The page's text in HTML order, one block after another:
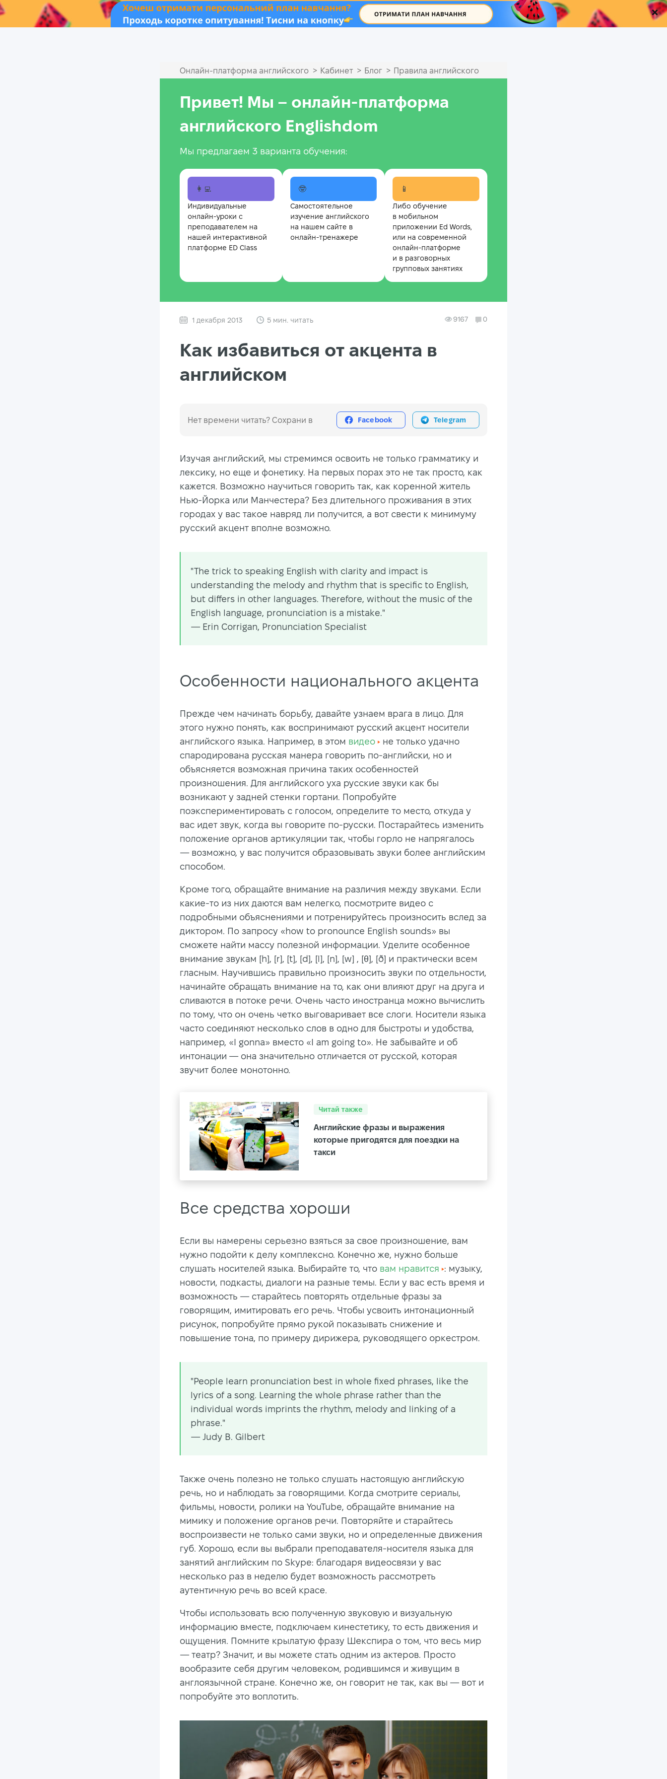
.
Онлайн‑платформа английского > Кабинет > Блог > Правила английского
Привет! Мы – онлайн‑платформа
английского Englishdom
Мы предлагаем 3 варианта обучения:
👩‍💻
Индивидуальные
онлайн-уроки с
преподавателем на
нашей интерактивной
платформе ED Class
🤓
Самостоятельное
изучение английского
на нашем сайте в
онлайн-тренажере
📱
Либо обучение
в мобильном
приложении Ed Words,
или на современной
онлайн-платформе
и в разговорных
групповых занятиях
1 декабря 2013 5 мин. читать 9167 0
Как избавиться от акцента в
английском
Нет времени читать? Сохрани в Facebook Telegram
Изучая английский, мы стремимся освоить не только грамматику и
лексику, но еще и фонетику. На первых порах это не так просто, как
кажется. Возможно научиться говорить так, как коренной житель
Нью-Йорка или Манчестера? Без длительного проживания в этих
городах у вас такое навряд ли получится, а вот свести к минимуму
русский акцент вполне возможно.
"The trick to speaking English with clarity and impact is
understanding the melody and rhythm that is specific to English,
but differs in other languages. Therefore, without the music of the
English language, pronunciation is a mistake."
— Erin Corrigan, Pronunciation Specialist
Особенности национального акцента
Прежде чем начинать борьбу, давайте узнаем врага в лицо. Для
этого нужно понять, как воспринимают русский акцент носители
английского языка. Например, в этом видео
не только удачно
спародирована русская манера говорить по-английски, но и
объясняется возможная причина таких особенностей
произношения. Для английского уха русские звуки как бы
возникают у задней стенки гортани. Попробуйте
поэкспериментировать с голосом, определите то место, откуда у
вас идет звук, когда вы говорите по-русски. Постарайтесь изменить
положение органов артикуляции так, чтобы горло не напрягалось
— возможно, у вас получится образовывать звуки более английским
способом.
Кроме того, обращайте внимание на различия между звуками. Если
какие-то из них даются вам нелегко, посмотрите видео с
подробными объяснениями и потренируйтесь произносить вслед за
диктором. По запросу «how to pronounce English sounds» вы
сможете найти массу полезной информации. Уделите особенное
внимание звукам [h], [r], [t], [d], [l], [n], [w] , [θ], [ð] и практически всем
гласным. Научившись правильно произносить звуки по отдельности,
начинайте обращать внимание на то, как они влияют друг на друга и
сливаются в потоке речи. Очень часто иностранца можно вычислить
по тому, что он очень четко выговаривает все слоги. Носители языка
часто соединяют несколько слов в одно для быстроты и удобства,
например, «I gonna» вместо «I am going to». Не забывайте и об
интонации — она значительно отличается от русской, которая
звучит более монотонно.
Читай также
Английские фразы и выражения
которые пригодятся для поездки на
такси
Все средства хороши
Если вы намерены серьезно взяться за свое произношение, вам
нужно подойти к делу комплексно. Конечно же, нужно больше
слушать носителей языка. Выбирайте то, что вам нравится
: музыку,
новости, подкасты, диалоги на разные темы. Если у вас есть время и
возможность — старайтесь повторять отдельные фразы за
говорящим, имитировать его речь. Чтобы усвоить интонационный
рисунок, попробуйте прямо рукой показывать снижение и
повышение тона, по примеру дирижера, руководящего оркестром.
"People learn pronunciation best in whole fixed phrases, like the
lyrics of a song. Learning the whole phrase rather than the
individual words imprints the rhythm, melody and linking of a
phrase."
— Judy B. Gilbert
Также очень полезно не только слушать настоящую английскую
речь, но и наблюдать за говорящими. Когда смотрите сериалы,
фильмы, новости, ролики на YouTube, обращайте внимание на
мимику и положение органов речи. Повторяйте и старайтесь
воспроизвести не только сами звуки, но и определенные движения
губ. Хорошо, если вы выбрали преподавателя-носителя языка для
занятий английским по Skype: благодаря видеосвязи у вас
несколько раз в неделю будет возможность рассмотреть
аутентичную речь во всей красе.
Чтобы использовать всю полученную звуковую и визуальную
информацию вместе, подключаем кинестетику, то есть движения и
ощущения. Помните крылатую фразу Шекспира о том, что весь мир
— театр? Значит, и вы можете стать одним из актеров. Просто
вообразите себя другим человеком, родившимся и живущим в
англоязычной стране. Конечно же, он говорит не так, как вы — вот и
попробуйте это воплотить.